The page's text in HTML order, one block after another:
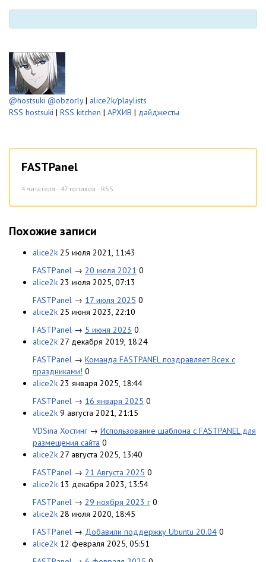
@hostsuki @obzorly| alice2k/playlists
RSS hostsuki | RSS kitchen | АРХИВ | дайджесты
FASTPanel
4читателя · 47 топиков · RSS
Похожие записи
alice2k 25 июля 2021, 11:43
FASTPanel → 20 июля 2021 0
alice2k 23 июля 2025, 07:13
FASTPanel → 17 июля 2025 0
alice2k 25 июня 2023, 22:10
FASTPanel → 5 июня 2023 0
alice2k 27 декабря 2019, 18:24
FASTPanel → Команда FASTPANEL поздравляет Всех с
праздниками! 0
alice2k 23 января 2025, 18:44
FASTPanel → 16 января 2025 0
alice2k 9 августа 2021, 21:15
VDSina Хостинг → Использование шаблона с FASTPANEL для
размещения сайта 0
alice2k 27 августа 2025, 13:40
FASTPanel → 21 Августа 2025 0
alice2k 13 декабря 2023, 13:54
FASTPanel → 29 ноября 2023 г 0
alice2k 28 июля 2020, 18:45
FASTPanel → Добавили поддержку Ubuntu 20.04 0
alice2k 12 февраля 2025, 05:51